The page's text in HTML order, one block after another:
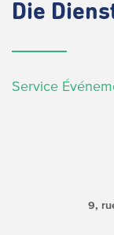
Die
Service
9,